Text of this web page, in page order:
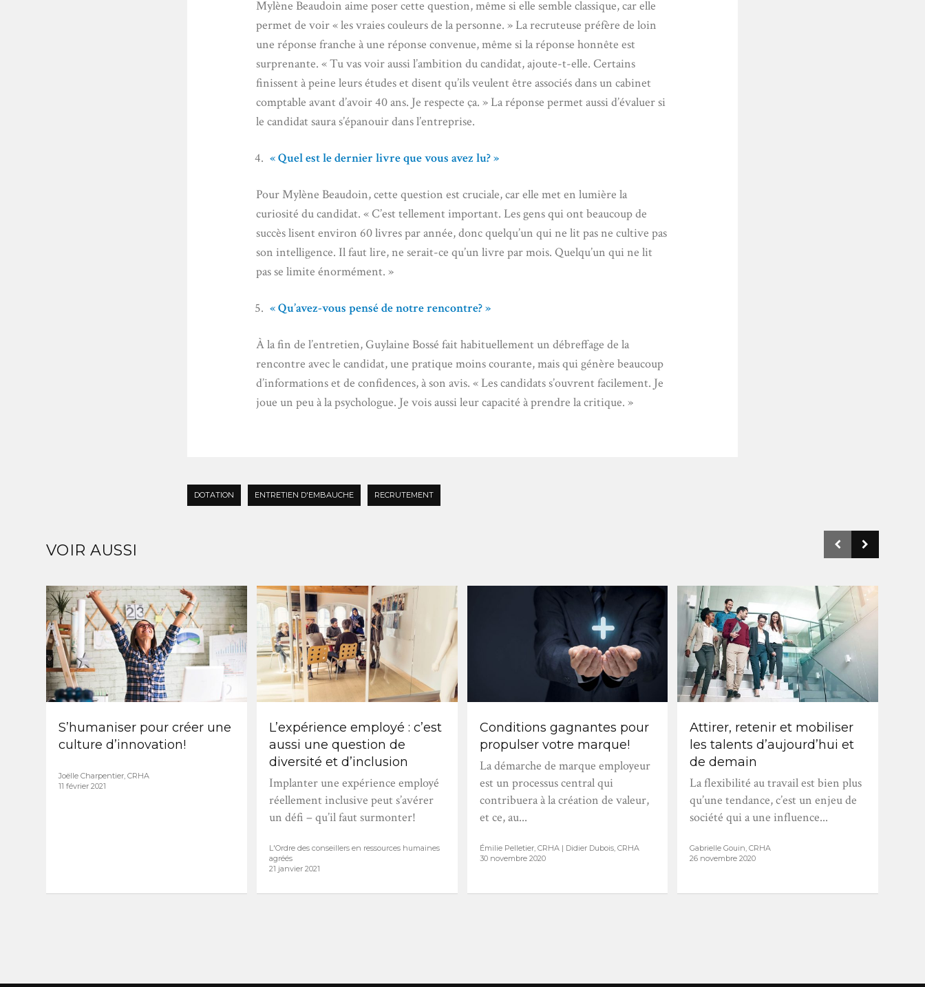
Mylène Beaudoin aime poser cette question, même si elle semble classique, car elle
permet de voir « les vraies couleurs de la personne. » La recruteuse préfère de loin
une réponse franche à une réponse convenue, même si la réponse honnête est
surprenante. « Tu vas voir aussi l’ambition du candidat, ajoute-t-elle. Certains
finissent à peine leurs études et disent qu’ils veulent être associés dans un cabinet
comptable avant d’avoir 40 ans. Je respecte ça. » La réponse permet aussi d’évaluer si
le candidat saura s’épanouir dans l’entreprise.
« Quel est le dernier livre que vous avez lu? »
Pour Mylène Beaudoin, cette question est cruciale, car elle met en lumière la
curiosité du candidat. « C’est tellement important. Les gens qui ont beaucoup de
succès lisent environ 60 livres par année, donc quelqu’un qui ne lit pas ne cultive pas
son intelligence. Il faut lire, ne serait-ce qu’un livre par mois. Quelqu’un qui ne lit
pas se limite énormément. »
« Qu’avez-vous pensé de notre rencontre? »
À la fin de l’entretien, Guylaine Bossé fait habituellement un débreffage de la
rencontre avec le candidat, une pratique moins courante, mais qui génère beaucoup
d’informations et de confidences, à son avis. « Les candidats s’ouvrent facilement. Je
joue un peu à la psychologue. Je vois aussi leur capacité à prendre la critique. »
DOTATION ENTRETIEN D'EMBAUCHE RECRUTEMENT
VOIR AUSSI
S’humaniser pour créer une
culture d’innovation!
Joëlle Charpentier, CRHA
11 février 2021
L’expérience employé : c’est
aussi une question de
diversité et d’inclusion
Implanter une expérience employé
réellement inclusive peut s’avérer
un défi – qu’il faut surmonter!
L'Ordre des conseillers en ressources humaines
agréés
21 janvier 2021
Conditions gagnantes pour
propulser votre marque!
La démarche de marque employeur
est un processus central qui
contribuera à la création de valeur,
et ce, au...
Émilie Pelletier, CRHA | Didier Dubois, CRHA
30 novembre 2020
Attirer, retenir et mobiliser
les talents d’aujourd’hui et
de demain
La flexibilité au travail est bien plus
qu’une tendance, c’est un enjeu de
société qui a une influence...
Gabrielle Gouin, CRHA
26 novembre 2020